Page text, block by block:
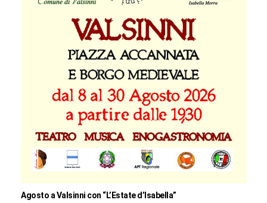
Agosto a Valsinni con “L’Estate d’Isabella”